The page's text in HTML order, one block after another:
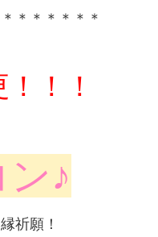
＊＊＊＊＊＊
！！
♪
祈願！